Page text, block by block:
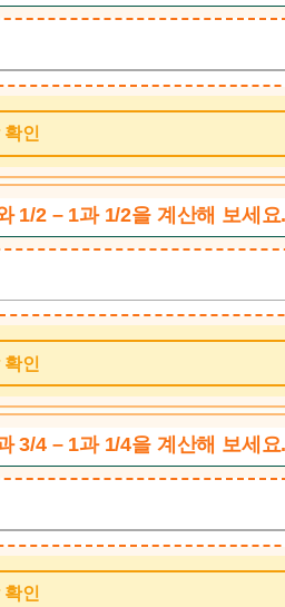
확인
1/2 – 1과 1/2을 계산해 보세요
확인
3/4 – 1과 1/4을 계산해 보세요
확인